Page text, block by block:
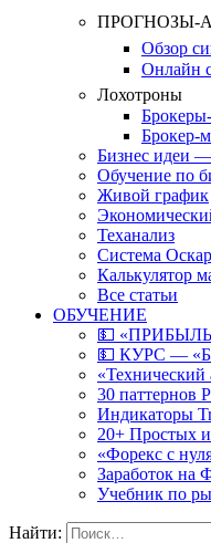
ПРОГНОЗЫ-
Обзор
Онлайн
Лохотроны
Брокер-
Бизнес идеи
Обучение по
Живой график
Теханализ
Система
Калькулятор
Все статьи
ОБУЧЕНИЕ
💵
💵 КУРС —
30 паттернов
Индикаторы
20+ Простых
«Форекс с
Заработок
Учебник по
Найти: